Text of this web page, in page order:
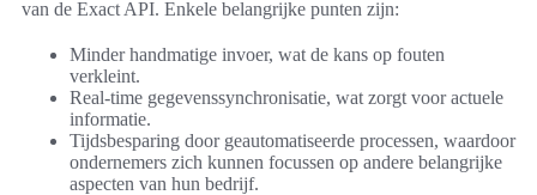
van de Exact API. Enkele belangrijke punten zijn:
Minder handmatige invoer, wat de kans op fouten
verkleint.
Real-time gegevenssynchronisatie, wat zorgt voor actuele
informatie.
Tijdsbesparing door geautomatiseerde processen, waardoor
ondernemers zich kunnen focussen op andere belangrijke
aspecten van hun bedrijf.